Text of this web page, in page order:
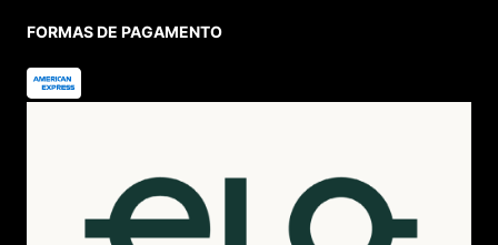
FORMAS DE PAGAMENTO